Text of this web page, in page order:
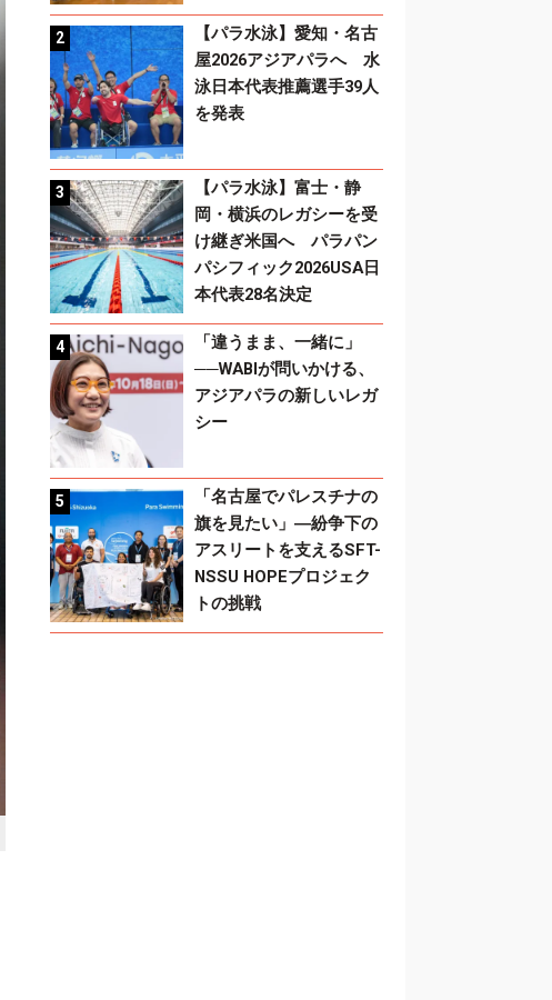
【パラ水泳】愛知・名古
屋2026アジアパラへ 水
泳日本代表推薦選手39人
を発表
【パラ水泳】富士・静
岡・横浜のレガシーを受
け継ぎ米国へ パラパン
パシフィック2026USA日
本代表28名決定
「違うまま、一緒に」
──WABIが問いかける、
アジアパラの新しいレガ
シー
「名古屋でパレスチナの
旗を見たい」―紛争下の
アスリートを支えるSFT-
NSSU HOPEプロジェク
トの挑戦